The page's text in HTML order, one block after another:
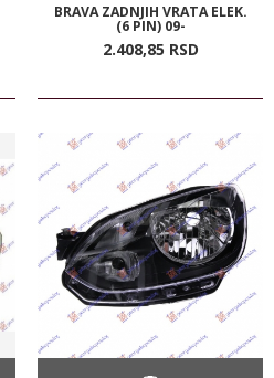
BRAVA ZADNJIH VRATA ELEK.
(6 PIN) 09-
2.408,85 RSD